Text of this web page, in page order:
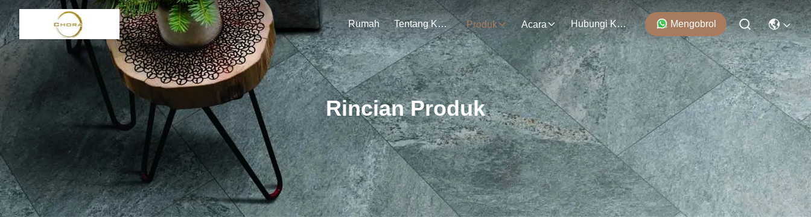
Rumah Tentang Kami Produk Acara Hubungi Kami Mengobrol
Rincian Produk